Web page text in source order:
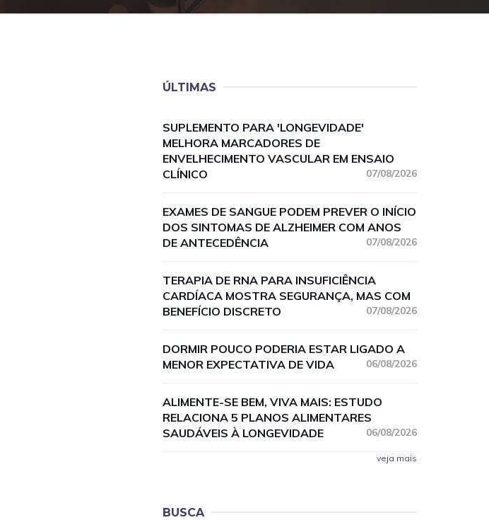
ÚLTIMAS
SUPLEMENTO PARA 'LONGEVIDADE'
MELHORA MARCADORES DE
ENVELHECIMENTO VASCULAR EM ENSAIO
CLÍNICO
07/08/2026
EXAMES DE SANGUE PODEM PREVER O INÍCIO
DOS SINTOMAS DE ALZHEIMER COM ANOS
DE ANTECEDÊNCIA
07/08/2026
TERAPIA DE RNA PARA INSUFICIÊNCIA
CARDÍACA MOSTRA SEGURANÇA, MAS COM
BENEFÍCIO DISCRETO
07/08/2026
DORMIR POUCO PODERIA ESTAR LIGADO A
MENOR EXPECTATIVA DE VIDA
06/08/2026
ALIMENTE-SE BEM, VIVA MAIS: ESTUDO
RELACIONA 5 PLANOS ALIMENTARES
SAUDÁVEIS À LONGEVIDADE
06/08/2026
veja mais
BUSCA